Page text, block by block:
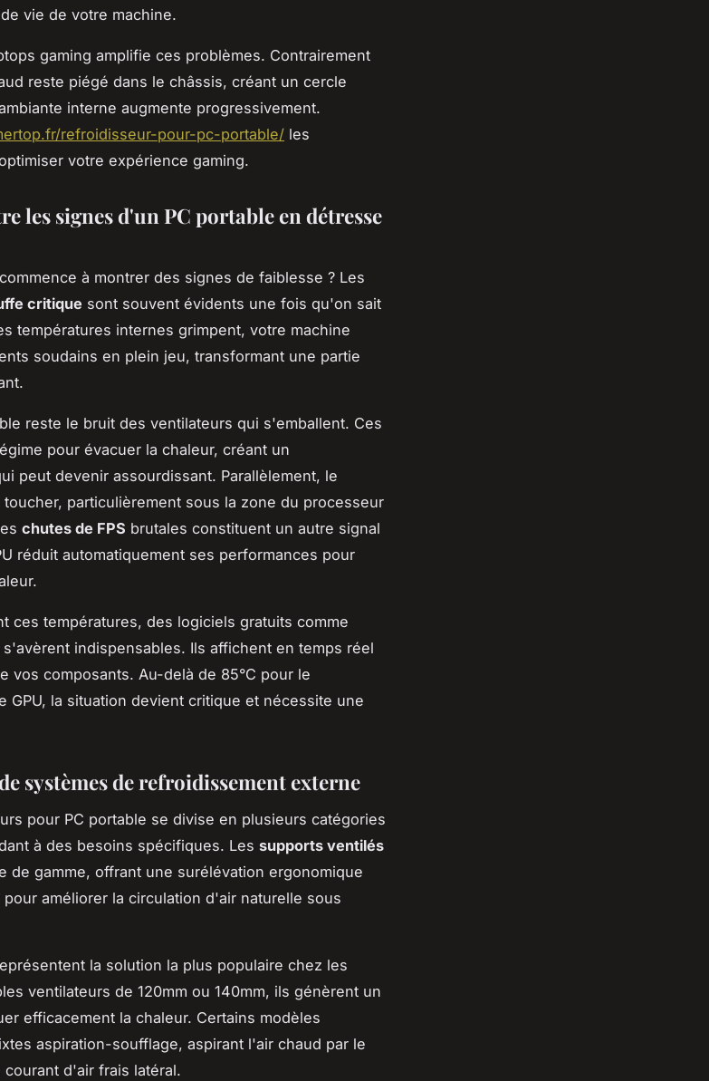
vie de votre machine.
gaming amplifie ces problèmes. Contrairement
reste piégé dans le châssis, créant un cercle
interne augmente progressivement.
refroidisseur-pour-pc-portable/ les
votre expérience gaming.
les signes d'un PC portable en détresse
à montrer des signes de faiblesse ? Les
critique sont souvent évidents une fois qu'on sait
températures internes grimpent, votre machine
soudains en plein jeu, transformant une partie
reste le bruit des ventilateurs qui s'emballent. Ces
pour évacuer la chaleur, créant un
peut devenir assourdissant. Parallèlement, le
particulièrement sous la zone du processeur
chutes de FPS brutales constituent un autre signal
réduit automatiquement ses performances pour
ces températures, des logiciels gratuits comme
s'avèrent indispensables. Ils affichent en temps réel
vos composants. Au-delà de 85°C pour le
GPU, la situation devient critique et nécessite une
systèmes de refroidissement externe
pour PC portable se divise en plusieurs catégories
à des besoins spécifiques. Les supports ventilés
de gamme, offrant une surélévation ergonomique
améliorer la circulation d'air naturelle sous
la solution la plus populaire chez les
ventilateurs de 120mm ou 140mm, ils génèrent un
efficacement la chaleur. Certains modèles
aspiration-soufflage, aspirant l'air chaud par le
d'air frais latéral.